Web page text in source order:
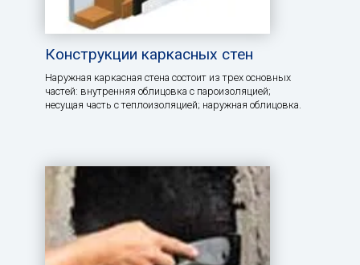
Конструкции каркасных стен
Наружная каркасная стена состоит из трех основных
частей: внутренняя облицовка с пароизоляцией;
несущая часть с теплоизоляцией; наружная облицовка.